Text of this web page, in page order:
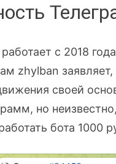
с 2018
zhylban
своей
но
бота 1000